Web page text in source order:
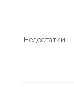
Недостатки